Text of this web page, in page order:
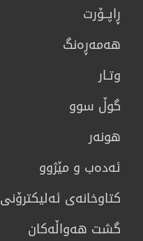
ڕاپــۆرت
هه‌مه‌ڕه‌نگ
وتـار
گوڵ سوو
هونه‌ر
ئەدەب و مێژوو
كتاوخانه‌ی ئه‌ليكترۆنی
گشت هەواڵەکان